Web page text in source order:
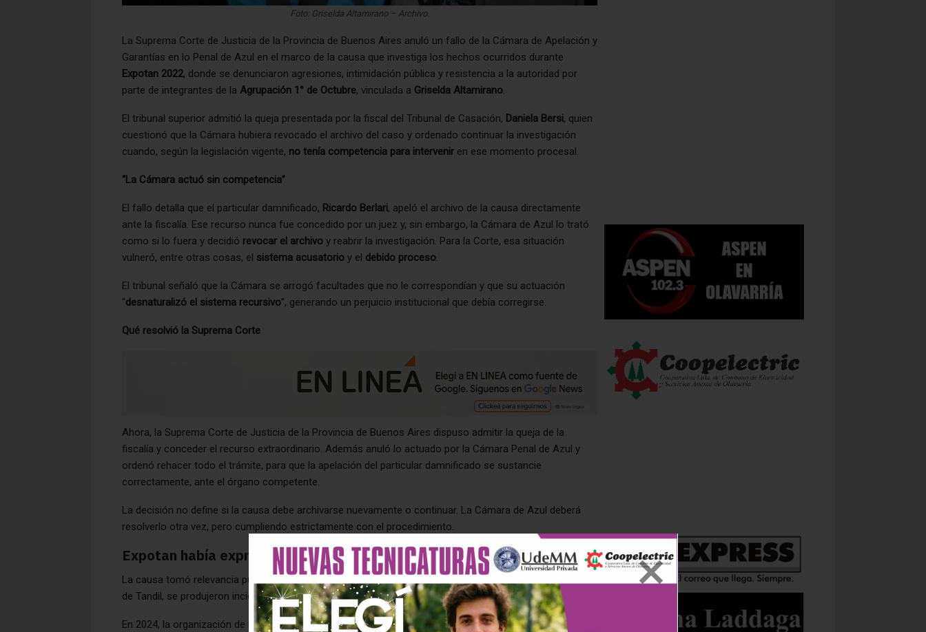
Foto: Griselda Altamirano – Archivo.
La Suprema Corte de Justicia de la Provincia de Buenos Aires anuló un fallo de la Cámara de Apelación y
Garantías en lo Penal de Azul en el marco de la causa que investiga los hechos ocurridos durante
Expotan 2022, donde se denunciaron agresiones, intimidación pública y resistencia a la autoridad por
parte de integrantes de la Agrupación 1° de Octubre, vinculada a Griselda Altamirano.
El tribunal superior admitió la queja presentada por la fiscal del Tribunal de Casación, Daniela Bersi, quien
cuestionó que la Cámara hubiera revocado el archivo del caso y ordenado continuar la investigación
cuando, según la legislación vigente, no tenía competencia para intervenir en ese momento procesal.
“La Cámara actuó sin competencia”
El fallo detalla que el particular damnificado, Ricardo Berlari, apeló el archivo de la causa directamente
ante la fiscalía. Ese recurso nunca fue concedido por un juez y, sin embargo, la Cámara de Azul lo trató
como si lo fuera y decidió revocar el archivo y reabrir la investigación. Para la Corte, esa situación
vulneró, entre otras cosas, el sistema acusatorio y el debido proceso.
El tribunal señaló que la Cámara se arrogó facultades que no le correspondían y que su actuación
“desnaturalizó el sistema recursivo”, generando un perjuicio institucional que debía corregirse.
Qué resolvió la Suprema Corte
Ahora, la Suprema Corte de Justicia de la Provincia de Buenos Aires dispuso admitir la queja de la
fiscalía y conceder el recurso extraordinario. Además anuló lo actuado por la Cámara Penal de Azul y
ordenó rehacer todo el trámite, para que la apelación del particular damnificado se sustancie
correctamente, ante el órgano competente.
La decisión no define si la causa debe archivarse nuevamente o continuar. La Cámara de Azul deberá
resolverlo otra vez, pero cumpliendo estrictamente con el procedimiento.
Expotan había expresado su preocupación
La causa tomó relevancia pública desde 2022, cuando durante Expotan , en el predio de la Sociedad Rural
de Tandil, se produjeron incidentes atribuidos a la Agrupación 1° de Octubre.
En 2024, la organización de la exposición expresó su preocupación por el archivo del caso, advirtiendo